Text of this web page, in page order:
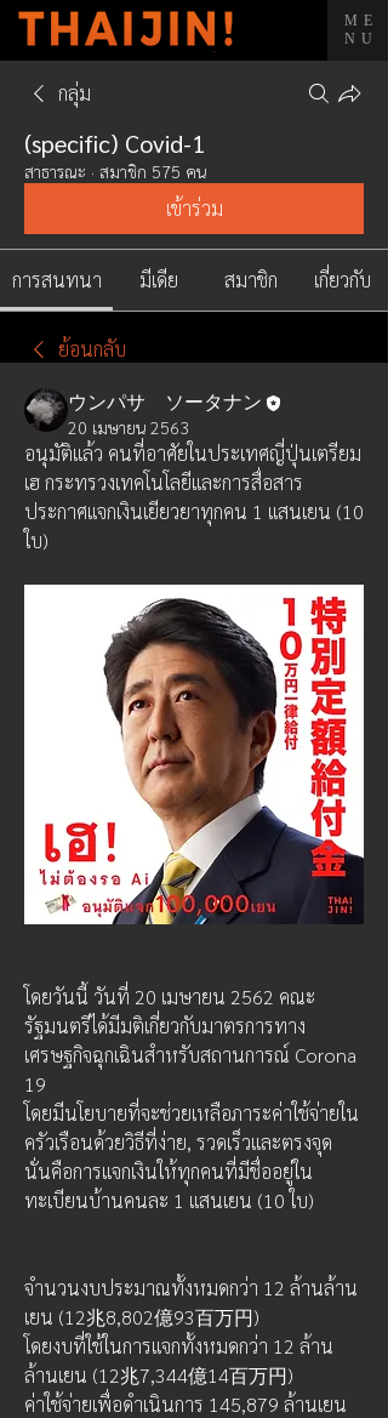
ME
NU
กลุ่ม
(specific) Covid-1
สาธารณะ · สมาชิก 575 คน
เข้าร่วม
การสนทนา มีเดีย สมาชิก เกี่ยวกับ
ย้อนกลับ
ウンパサ ソータナン
20 เมษายน 2563
อนุมัติแล้ว คนที่อาศัยในประเทศญี่ปุ่นเตรียม
เฮ กระทรวงเทคโนโลยีและการสื่อสาร
ประกาศแจกเงินเยียวยาทุกคน 1 แสนเยน (10
ใบ)
โดยวันนี้ วันที่ 20 เมษายน 2562 คณะ
รัฐมนตรีได้มีมติเกี่ยวกับมาตรการทาง
เศรษฐกิจฉุกเฉินสำหรับสถานการณ์ Corona
19
โดยมีนโยบายที่จะช่วยเหลือภาระค่าใช้จ่ายใน
ครัวเรือนด้วยวิธีที่ง่าย, รวดเร็วและตรงจุด
นั่นคือการแจกเงินให้ทุกคนที่มีชื่ออยู่ใน
ทะเบียนบ้านคนละ 1 แสนเยน (10 ใบ)
จำนวนงบประมาณทั้งหมดกว่า 12 ล้านล้าน
เยน (12兆8,802億93百万円)
โดยงบที่ใช้ในการแจกทั้งหมดกว่า 12 ล้าน
ล้านเยน (12兆7,344億14百万円)
ค่าใช้จ่ายเพื่อดำเนินการ 145,879 ล้านเยน